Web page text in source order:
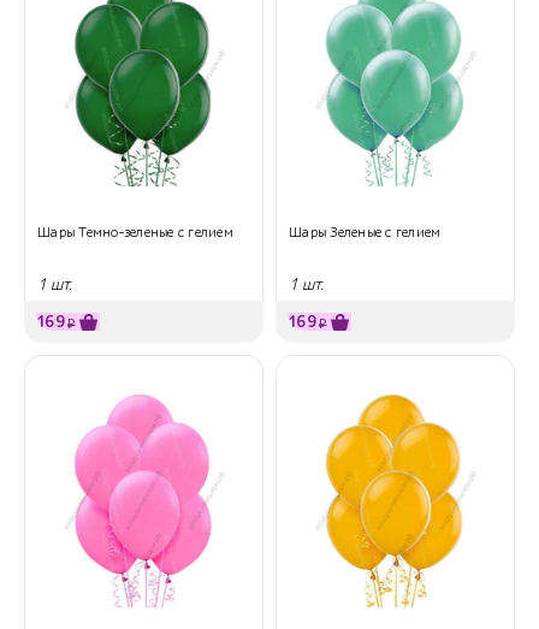
Шары Темно-зеленые с гелием
1 шт.
169₽
Шары Зеленые с гелием
1 шт.
169₽